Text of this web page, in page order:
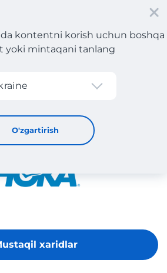
kontentni korish uchun boshqa
yoki mintaqani tanlang
O'zgartirish
xaridlar